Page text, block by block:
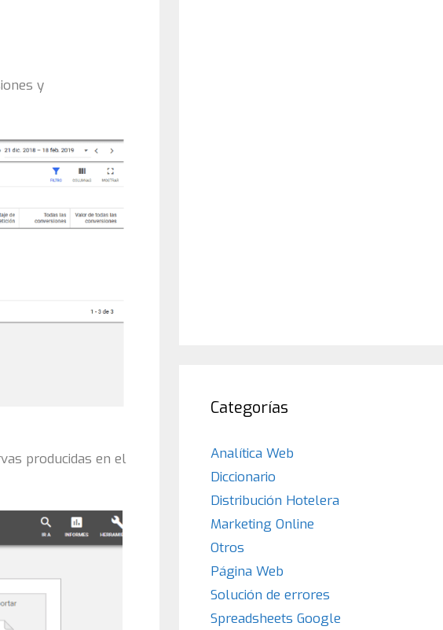
y
producidas en el
Categorías
Analítica Web
Diccionario
Distribución Hotelera
Marketing Online
Otros
Página Web
Solución de errores
Spreadsheets Google